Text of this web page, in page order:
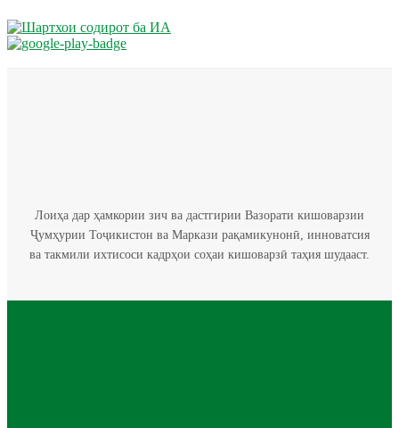
Лоиҳа дар ҳамкории зич ва дастгирии Вазорати кишоварзии
Ҷумҳурии Тоҷикистон ва Маркази рақамикунонӣ, инноватсия
ва такмили ихтисоси кадрҳои соҳаи кишоварзӣ таҳия шудааст.